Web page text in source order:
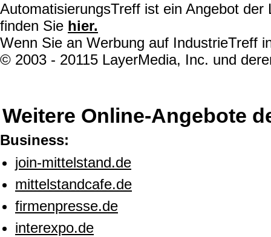
AutomatisierungsTreff ist ein Angebot
finden Sie hier.
Wenn Sie an Werbung auf IndustrieTreff
© 2003 - 20115 LayerMedia, Inc. und
Weitere Online-Angebote
Business:
join-mittelstand.de
mittelstandcafe.de
firmenpresse.de
interexpo.de